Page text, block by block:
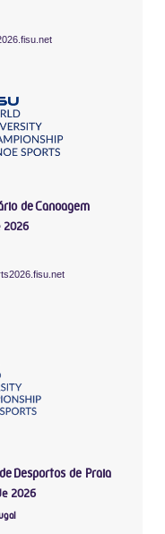
de Canoagem
2026
Desportos de Praia
2026